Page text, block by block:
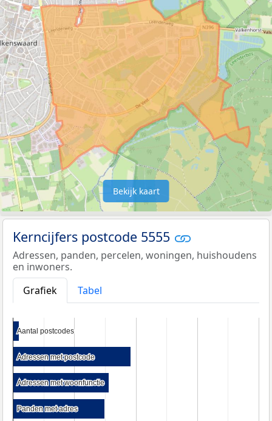
Bekijk kaart
Kerncijfers postcode 5555
Adressen, panden, percelen, woningen, huishoudens
en inwoners.
Grafiek
Tabel
Aantal postcodes
Aantal postcodes
Adressen met postcode
Adressen met postcode
Adressen met woonfunctie
Adressen met woonfunctie
Panden met adres
Panden met adres